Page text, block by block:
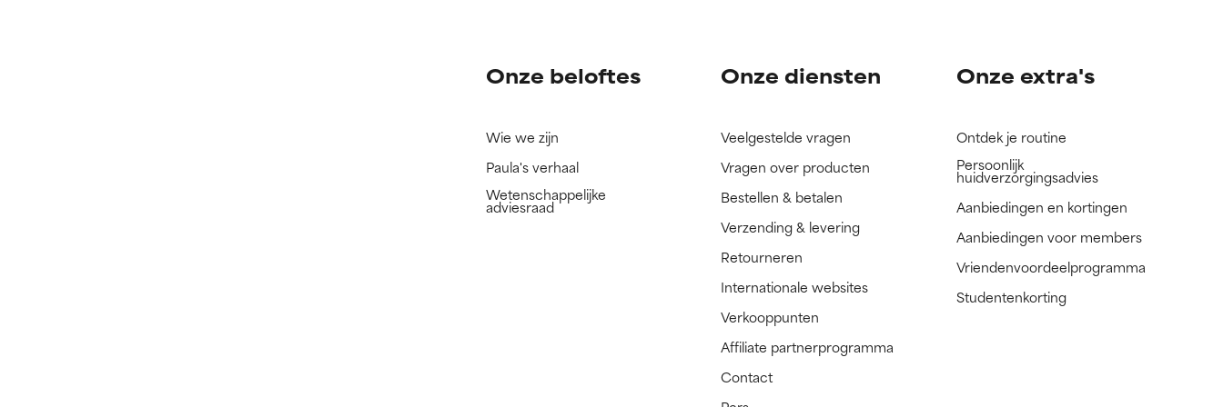
Onze beloftes
Wie we zijn
Paula's verhaal
Wetenschappelijke
adviesraad
Onze diensten
Veelgestelde vragen
Vragen over producten
Bestellen & betalen
Verzending & levering
Retourneren
Internationale websites
Verkooppunten
Affiliate partnerprogramma
Contact
Onze extra's
Ontdek je routine
Persoonlijk
huidverzorgingsadvies
Aanbiedingen en kortingen
Aanbiedingen voor members
Vriendenvoordeelprogramma
Studentenkorting